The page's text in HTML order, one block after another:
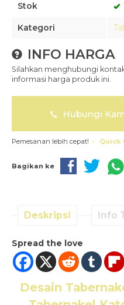
Stok
Kategori
INFO HARGA
Silahkan menghubungi
informasi harga produk ini.
Hubungi
Pemesanan lebih cepat! Quick
Bagikan ke
Deskripsi Info
Spread the love
Desain